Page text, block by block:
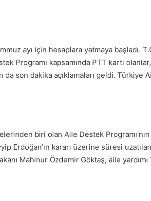
ayı için hesaplara yatmaya başladı.
Programı kapsamında PTT kartı
son dakika açıklamaları geldi. Türkiye
biri olan Aile Destek
Erdoğan’ın kararı üzerine süresi
Mahinur Özdemir Göktaş, aile